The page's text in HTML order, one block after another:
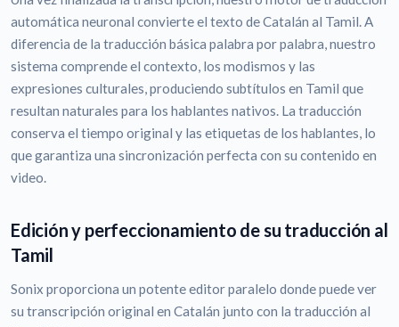
automática neuronal convierte el texto de Catalán al Tamil. A
diferencia de la traducción básica palabra por palabra, nuestro
sistema comprende el contexto, los modismos y las
expresiones culturales, produciendo subtítulos en Tamil que
resultan naturales para los hablantes nativos. La traducción
conserva el tiempo original y las etiquetas de los hablantes, lo
que garantiza una sincronización perfecta con su contenido en
video.
Edición y perfeccionamiento de su traducción al
Tamil
Sonix proporciona un potente editor paralelo donde puede ver
su transcripción original en Catalán junto con la traducción al